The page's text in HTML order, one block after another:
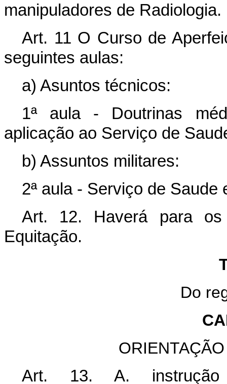
manipuladores de Radiologia.
Art. 11 O Curso de
seguintes aulas:
a) Asuntos técnicos:
1ª aula - Doutrinas
aplicação ao Serviço de
b) Assuntos militares:
2ª aula - Serviço de
Art. 12. Haverá para
Equitação.
Do
Art. 13. A. instrução